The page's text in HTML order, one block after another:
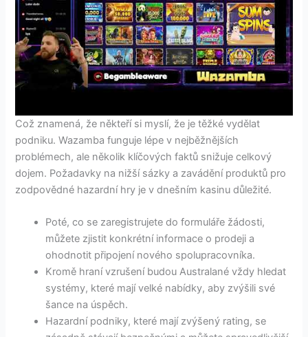
Což znamená, že někteří si myslí, že je těžké vydělat
podniku.Wazamba funguje lépe v nejběžnějších
problémech, ale několik klíčových faktů snižuje celkový
dojem. Požadavky na nižší sázky a zavádění produktů pro
zodpovědné hazardní hry je v dnešním kasinu důležité.
Poté, co se zaregistrujete do formuláře žádosti,
můžete zjistit konkrétní informace o prodeji a
ohodnotit připojení nového spolupracovníka.
Kromě hraní vzrušení budou Australané vždy hledat
systémy, které mají velké nabídky, aby zvýšili své
šance na úspěch.
Hazardní podniky, které mají zvýšený rating, se